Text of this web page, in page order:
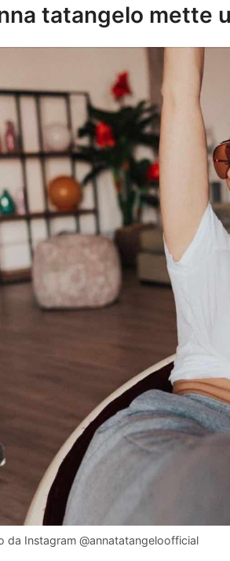
tatangelo mette
da Instagram @annatatangeloofficial